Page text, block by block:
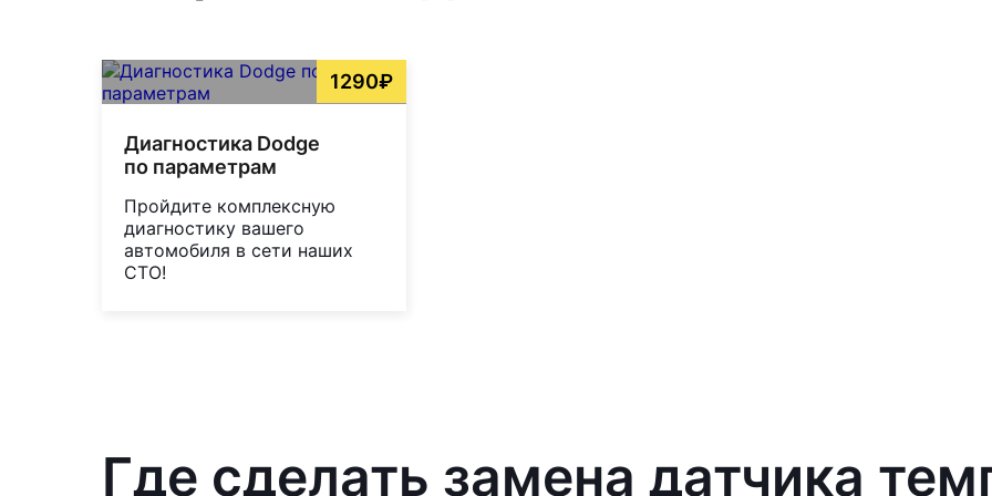
1290₽
Диагностика Dodge
по параметрам
Пройдите комплексную
диагностику вашего
автомобиля в сети наших
СТО!
Где сделать замена датчика